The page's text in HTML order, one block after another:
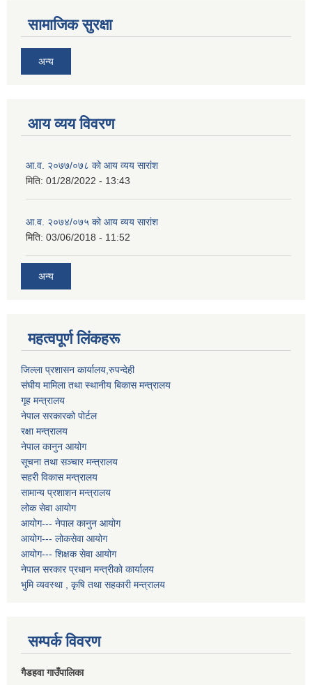
सामाजिक सुरक्षा
अन्य
आय व्यय विवरण
आ.व. २०७७/०७८ को आय व्यय सारांश
मिति: 01/28/2022 - 13:43
आ.व. २०७४/०७५ को आय व्यय सारांश
मिति: 03/06/2018 - 11:52
अन्य
महत्वपूर्ण लिंकहरू
जिल्ला प्रशासन कार्यालय,रुपन्देही
संघीय मामिला तथा स्थानीय बिकास मन्त्रालय
गृह मन्त्रालय
नेपाल सरकारको पोर्टल
रक्षा मन्त्रालय
नेपाल कानुन आयोग
सूचना तथा सञ्चार मन्त्रालय
सहरी विकास मन्त्रालय
सामान्य प्रशाशन मन्त्रालय
लोक सेवा आयोग
आयोग--- नेपाल कानुन आयोग
आयोग--- लोकसेवा आयोग
आयोग--- शिक्षक सेवा आयोग
नेपाल सरकार प्रधान मन्त्रीको कार्यालय
भुमि व्यवस्था , कृषि तथा सहकारी मन्त्रालय
सम्पर्क विवरण
गैडहवा गाउँपालिका